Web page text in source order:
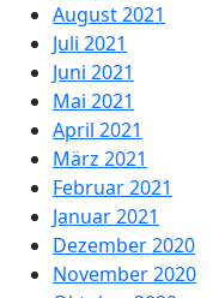
August 2021
Juli 2021
Juni 2021
Mai 2021
April 2021
März 2021
Februar 2021
Januar 2021
Dezember 2020
November 2020